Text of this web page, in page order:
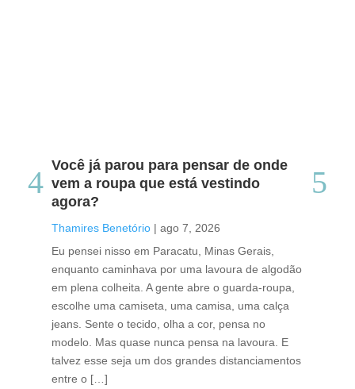
Você já parou para pensar de onde
vem a roupa que está vestindo
agora?
Thamires Benetório | ago 7, 2026
Eu pensei nisso em Paracatu, Minas Gerais,
enquanto caminhava por uma lavoura de algodão
em plena colheita. A gente abre o guarda-roupa,
escolhe uma camiseta, uma camisa, uma calça
jeans. Sente o tecido, olha a cor, pensa no
modelo. Mas quase nunca pensa na lavoura. E
talvez esse seja um dos grandes distanciamentos
entre o […]